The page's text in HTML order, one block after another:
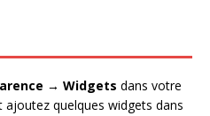
→ Widgets dans votre
quelques widgets dans